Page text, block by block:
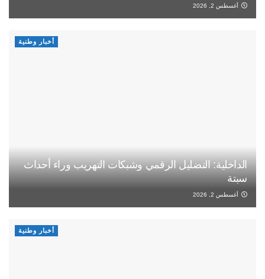
أغسطس 2, 2026
أخبار وطنية
الداخلية: التضليل الرقمي وشبكات التهريب وراء أحداث
سبتة
أغسطس 2, 2026
أخبار وطنية